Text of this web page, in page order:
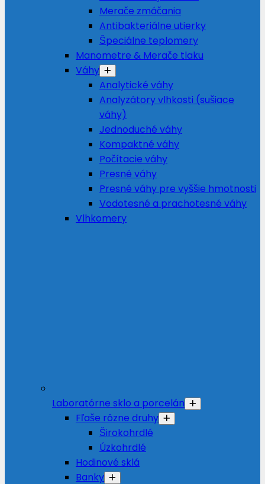
Merače zmáčania
Antibakteriálne utierky
Špeciálne teplomery
Manometre & Merače tlaku
Váhy
Analytické váhy
Analyzátory vlhkosti (sušiace
váhy)
Jednoduché váhy
Kompaktné váhy
Počítacie váhy
Presné váhy
Presné váhy pre vyššie hmotnosti
Vodotesné a prachotesné váhy
Vlhkomery
Laboratórne sklo a porcelán
Fľaše rôzne druhy
Širokohrdlé
Úzkohrdlé
Hodinové sklá
Banky